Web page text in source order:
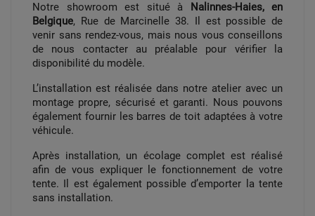
Notre showroom est situé à Nalinnes-Haies, en
Belgique, Rue de Marcinelle 38. Il est possible de
venir sans rendez-vous, mais nous vous conseillons
de nous contacter au préalable pour vérifier la
disponibilité du modèle.
L’installation est réalisée dans notre atelier avec un
montage propre, sécurisé et garanti. Nous pouvons
également fournir les barres de toit adaptées à votre
véhicule.
Après installation, un écolage complet est réalisé
afin de vous expliquer le fonctionnement de votre
tente. Il est également possible d’emporter la tente
sans installation.